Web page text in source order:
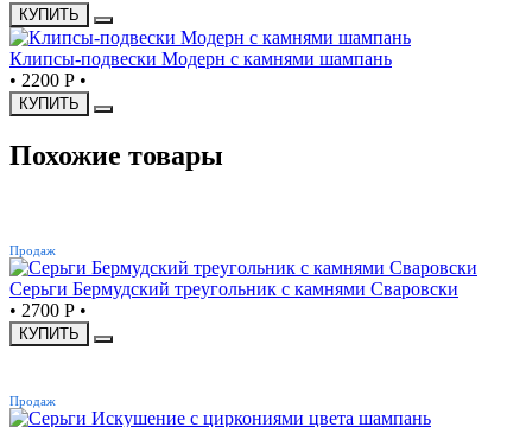
КУПИТЬ
Клипсы-подвески Модерн с камнями шампань
• 2200 Р •
КУПИТЬ
Похожие товары
Продаж
Серьги Бермудский треугольник с камнями Сваровски
• 2700 Р •
КУПИТЬ
Продаж